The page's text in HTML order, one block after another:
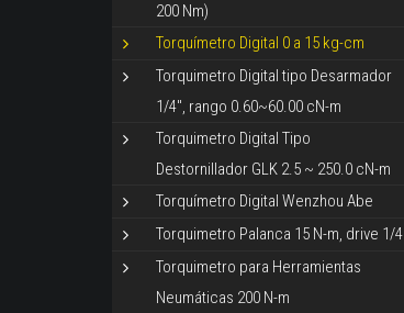
200 Nm)
Torquímetro Digital 0 a 15 kg-cm
Torquimetro Digital tipo Desarmador
1/4", rango 0.60~60.00 cN-m
Torquimetro Digital Tipo
Destornillador GLK 2.5 ~ 250.0 cN-m
Torquímetro Digital Wenzhou Abe
Torquimetro Palanca 15 N-m, drive 1/4
Torquimetro para Herramientas
Neumáticas 200 N-m